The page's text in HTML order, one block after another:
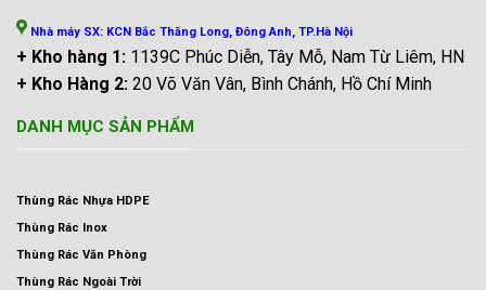
Nhà máy SX: KCN Bắc Thăng Long, Đông Anh, TP.Hà Nội
+ Kho hàng 1: 1139C Phúc Diễn, Tây Mỗ, Nam Từ Liêm, HN
+ Kho Hàng 2: 20 Võ Văn Vân, Bình Chánh, Hồ Chí Minh
DANH MỤC SẢN PHẨM
Thùng Rác Nhựa HDPE
Thùng Rác Inox
Thùng Rác Văn Phòng
Thùng Rác Ngoài Trời